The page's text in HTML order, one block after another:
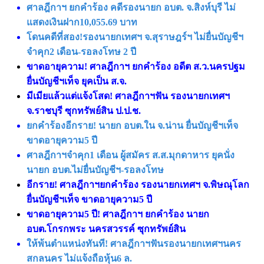
ศาลฎีกาฯ ยกคำร้อง คดีรองนายก อบต. จ.สิงห์บุรี ไม่
แสดงเงินฝาก10,055.69 บาท
โดนคดีที่สอง!รองนายกเทศฯ จ.สุราษฎร์ฯ ไม่ยื่นบัญชีฯ
จำคุก2 เดือน-รอลงโทษ 2 ปี
ขาดอายุความ! ศาลฎีกาฯ ยกคำร้อง อดีต ส.ว.นครปฐม
ยื่นบัญชีฯเท็จ ยุคเป็น ส.จ.
มีเมียแล้วแต่แจ้งโสด! ศาลฎีกาฯฟัน รองนายกเทศฯ
จ.ราชบุรี ซุกทรัพย์สิน ป.ป.ช.
ยกคำร้องอีกราย! นายก อบต.ใน จ.น่าน ยื่นบัญชีฯเท็จ
ขาดอายุความ5 ปี
ศาลฎีกาฯจำคุก1 เดือน ผู้สมัคร ส.ส.มุกดาหาร ยุคนั่ง
นายก อบต.ไม่ยื่นบัญชีฯ-รอลงโทษ
อีกราย! ศาลฎีกาฯยกคำร้อง รองนายกเทศฯ จ.พิษณุโลก
ยื่นบัญชีฯเท็จ ขาดอายุความ5 ปี
ขาดอายุความ5 ปี! ศาลฎีกาฯ ยกคำร้อง นายก
อบต.โกรกพระ นครสวรรค์ ซุกทรัพย์สิน
ให้พ้นตำแหน่งทันที! ศาลฎีกาฯฟันรองนายกเทศฯนคร
สกลนคร ไม่แจ้งถือหุ้น6 ล.